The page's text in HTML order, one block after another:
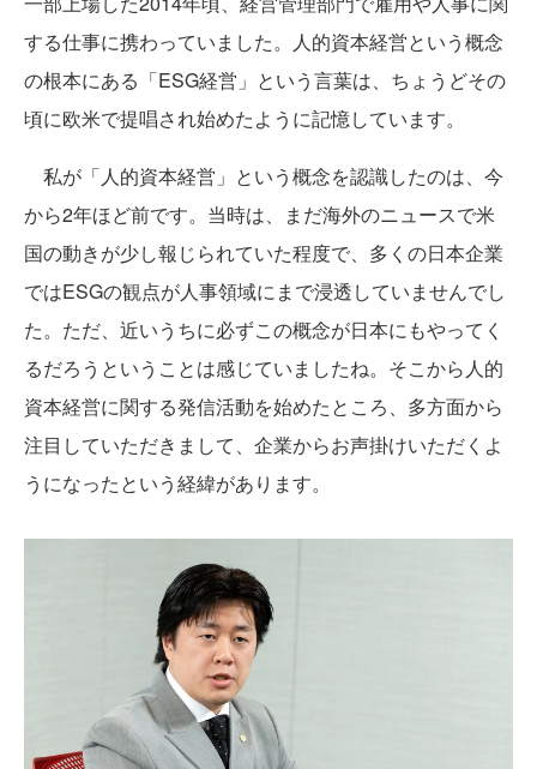
する仕事に携わっていました。人的資本経営という概念
の根本にある「ESG経営」という言葉は、ちょうどその
頃に欧米で提唱され始めたように記憶しています。
私が「人的資本経営」という概念を認識したのは、今
から2年ほど前です。当時は、まだ海外のニュースで米
国の動きが少し報じられていた程度で、多くの日本企業
ではESGの観点が人事領域にまで浸透していませんでし
た。ただ、近いうちに必ずこの概念が日本にもやってく
るだろうということは感じていましたね。そこから人的
資本経営に関する発信活動を始めたところ、多方面から
注目していただきまして、企業からお声掛けいただくよ
うになったという経緯があります。